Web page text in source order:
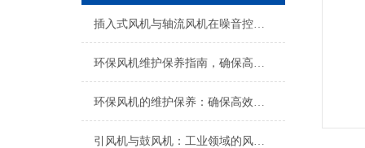
插入式风机与轴流风机在噪音控制上有何差异？
环保风机维护保养指南，确保高效稳定运行
环保风机的维护保养：确保高效运行的关键
引风机与鼓风机：工业领域的风动双子星